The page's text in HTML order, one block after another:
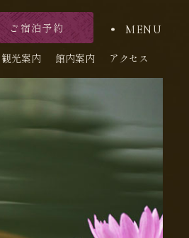
観光案内 館内案内 アクセス
ご宿泊予約 MENU